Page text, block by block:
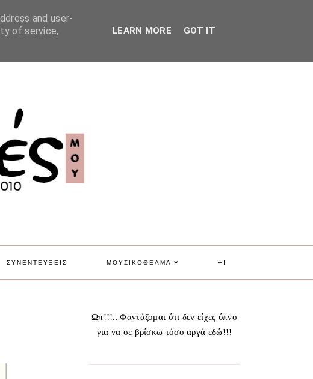
ΣΥΝΕΝΤΕΥΞΕΙΣ ΜΟΥΣΙΚΟΘΕΑΜΑ +1
Ωπ!!!...Φαντάζομαι ότι δεν είχες ύπνο
για να σε βρίσκω τόσο αργά εδώ!!!
and user-
of service,
LEARN MORE GOT IT